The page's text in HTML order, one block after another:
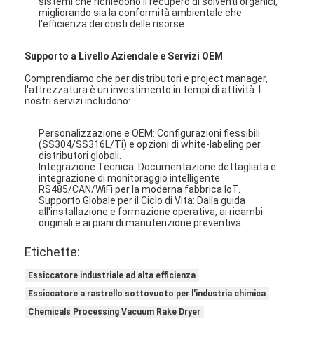
Casa
Prodotti
Chi siamo
Fatory Tour
Controllo di qualità
notizie
migliorando sia la conformità ambientale che
l'efficienza dei costi delle risorse.
Supporto a Livello Aziendale e Servizi OEM
Comprendiamo che per distributori e project manager,
l'attrezzatura è un investimento in tempi di attività. I
nostri servizi includono:
Personalizzazione e OEM: Configurazioni flessibili
(SS304/SS316L/Ti) e opzioni di white-labeling per
distributori globali.
Integrazione Tecnica: Documentazione dettagliata e
integrazione di monitoraggio intelligente
RS485/CAN/WiFi per la moderna fabbrica IoT.
Supporto Globale per il Ciclo di Vita: Dalla guida
all'installazione e formazione operativa, ai ricambi
originali e ai piani di manutenzione preventiva.
Etichette:
Essiccatore industriale ad alta efficienza
Essiccatore a rastrello sottovuoto per l'industria chimica
Chemicals Processing Vacuum Rake Dryer